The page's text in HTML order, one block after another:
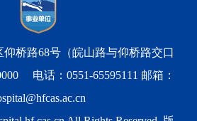
桥路68号（皖山路与仰桥路交口
电话：0551-65595111 邮箱：